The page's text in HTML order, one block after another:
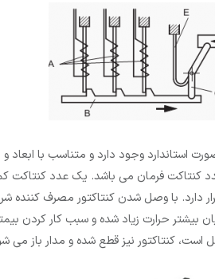
وجود دارد و متناسب با ابعاد و
فرمان می باشد. یک عدد کنتاکت
دارد. با وصل شدن کنتاکتور مصرف
بیشتر حرارت زیاد شده و سبب کار کردن
است، کنتاکتور نیز قطع شده و مدار باز می